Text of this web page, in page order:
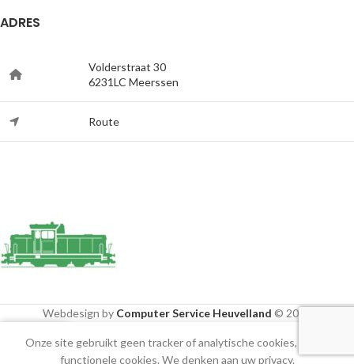
ADRES
Volderstraat 30
6231LC Meerssen
Route
Webdesign by Computer Service Heuvelland © 2020
Mijn account
Onze site gebruikt geen tracker of analytische cookies, alleen
functionele cookies. We denken aan uw privacy.